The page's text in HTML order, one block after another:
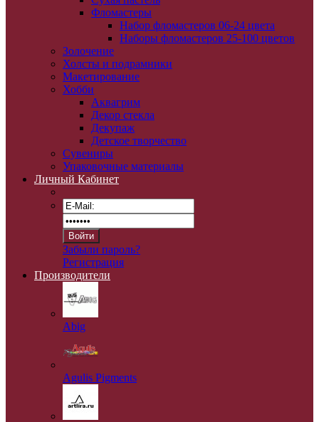
Фломастеры
Набор фломастеров 06-24 цвета
Наборы фломастеров 25-100 цветов
Золочение
Холсты и подрамники
Макетирование
Хобби
Аквагрим
Декор стекла
Декупаж
Детское творчество
Сувениры
Упаковочные материалы
Личный Кабинет
Забыли пароль?
Регистрация
Производители
Abig
Agulis Pigments